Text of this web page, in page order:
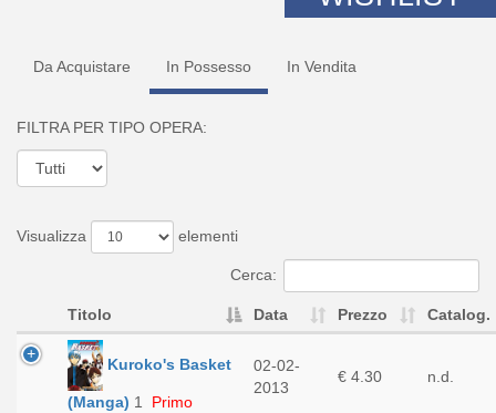
Da Acquistare In Possesso In Vendita
FILTRA PER TIPO OPERA:
Visualizza elementi
Cerca:
Titolo Data Prezzo Catalog.
Kuroko's Basket
(Manga) 1 Primo
02-02-
2013
€ 4.30 n.d.